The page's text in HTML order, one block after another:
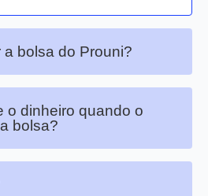
bolsa do Prouni?
o dinheiro quando o
bolsa?